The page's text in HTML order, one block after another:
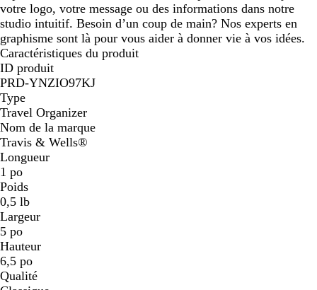
votre logo, votre message ou des informations dans notre
studio intuitif. Besoin d’un coup de main? Nos experts en
graphisme sont là pour vous aider à donner vie à vos idées.
Caractéristiques du produit
ID produit
PRD-YNZIO97KJ
Type
Travel Organizer
Nom de la marque
Travis & Wells®
Longueur
1 po
Poids
0,5 lb
Largeur
5 po
Hauteur
6,5 po
Qualité